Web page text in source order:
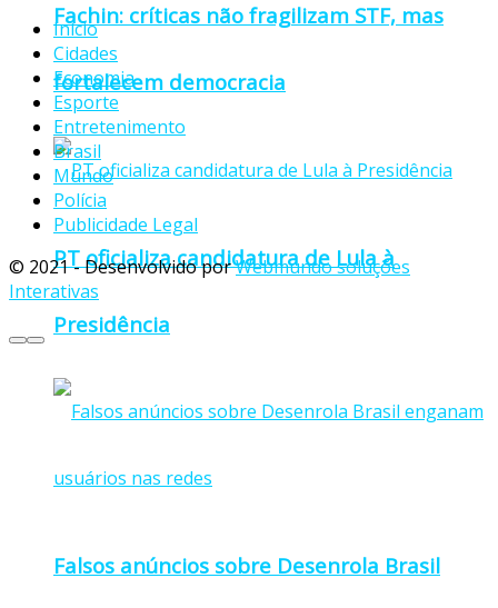
Fachin: críticas não fragilizam STF, mas
fortalecem democracia
PT oficializa candidatura de Lula à
Presidência
Falsos anúncios sobre Desenrola Brasil
Início
Cidades
Economia
Esporte
Entretenimento
Brasil
Mundo
Polícia
Publicidade Legal
© 2021 - Desenvolvido porWebmundo soluções
Interativas